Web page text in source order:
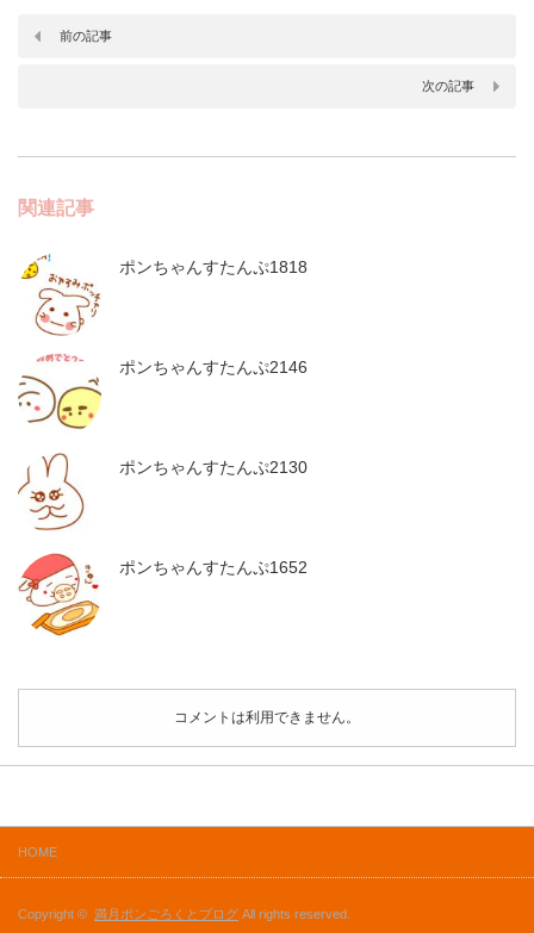
前の記事
次の記事
関連記事
ポンちゃんすたんぷ1818
ポンちゃんすたんぷ2146
ポンちゃんすたんぷ2130
ポンちゃんすたんぷ1652
コメントは利用できません。
HOME
Copyright © 満月ポンごろくとブログ All rights reserved.